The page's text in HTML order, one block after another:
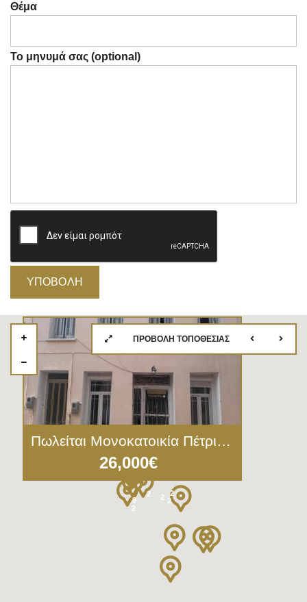
Θέμα
Το μηνυμά σας (optional)
9
3
2 2 2
2
2
Πωλείται Μονοκατοικία Πέτρινη 150τ.μ. Κάτω Τρίτος Λέσβου (5041)
26,000€
ΠΡΟΒΟΛΉ ΤΟΠΟΘΕΣΊΑΣ